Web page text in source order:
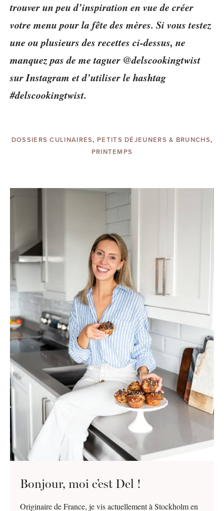
trouver un peu d’inspiration en vue de créer
votre menu pour la fête des mères. Si vous testez
une ou plusieurs des recettes ci-dessus, ne
manquez pas de me taguer @delscookingtwist
sur Instagram et d’utiliser le hashtag
#delscookingtwist.
DOSSIERS CULINAIRES, PETITS DÉJEUNERS & BRUNCHS,
PRINTEMPS
Bonjour, moi c’est Del !
Originaire de France, je vis actuellement à Stockholm en